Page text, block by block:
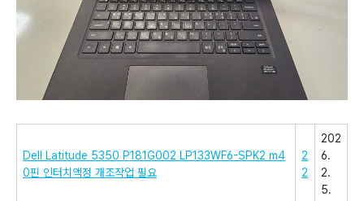
Dell Latitude 5350 P181G002 LP133WF6-SPK2 m4
0핀 인터치액정 개조작업 필요
2
2
202
6.
2.
5.